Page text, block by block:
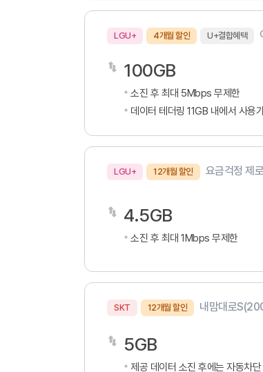
LGU+ 4개월 할인 U+결합혜택
100GB
소진 후 최대 5Mbps 무제한
데이터 테더링 11GB 내에서 사용
LGU+ 12개월 할인 요금걱정 제
4.5GB
소진 후 최대 1Mbps 무제한
SKT 12개월 할인 내맘대로
5GB
제공 데이터 소진 후에는 자동차단